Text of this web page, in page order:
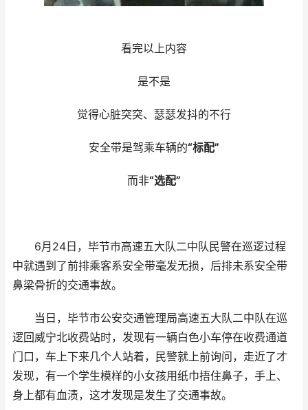
看完以上内容
是不是
觉得心脏突突、瑟瑟发抖的不行
安全带是驾乘车辆的“标配”
而非“选配”
6月24日，毕节市高速五大队二中队民警在巡逻过程
中就遇到了前排乘客系安全带毫发无损，后排未系安全带
鼻梁骨折的交通事故。
当日，毕节市公安交通管理局高速五大队二中队在巡
逻回威宁北收费站时，发现有一辆白色小车停在收费通道
门口，车上下来几个人站着，民警就上前询问，走近了才
发现，有一个学生模样的小女孩用纸巾捂住鼻子，手上、
身上都有血渍，这才发现是发生了交通事故。